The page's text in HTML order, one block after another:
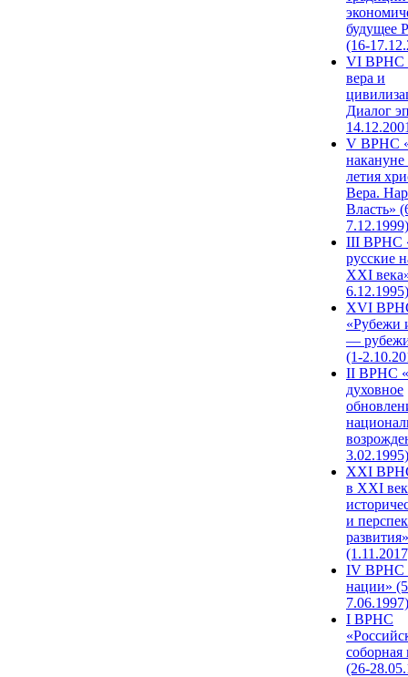
будущее
(16-
VI ВРНС
вера и
Диалог
V ВРНС
накануне
летия
Вера.
Власть»
7.12.1999)
III ВРНС
русские
XXI
6.12.1995)
XVI
«Рубежи
—
(1-
II ВРНС
духовное
3.02.1995)
XХI
в XXI
и
развития»
IV ВРНС
нации»
7.06.1997)
I ВРНС
(26-